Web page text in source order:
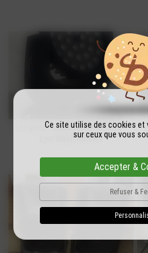
Ce site utilise des cookies et
sur ceux que vous
Accepter &
Refuser &
Location sonorisation Rennes -
Lyre Wash Rennes